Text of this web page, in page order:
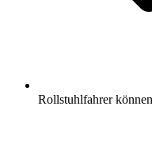
Rollstuhlfahrer